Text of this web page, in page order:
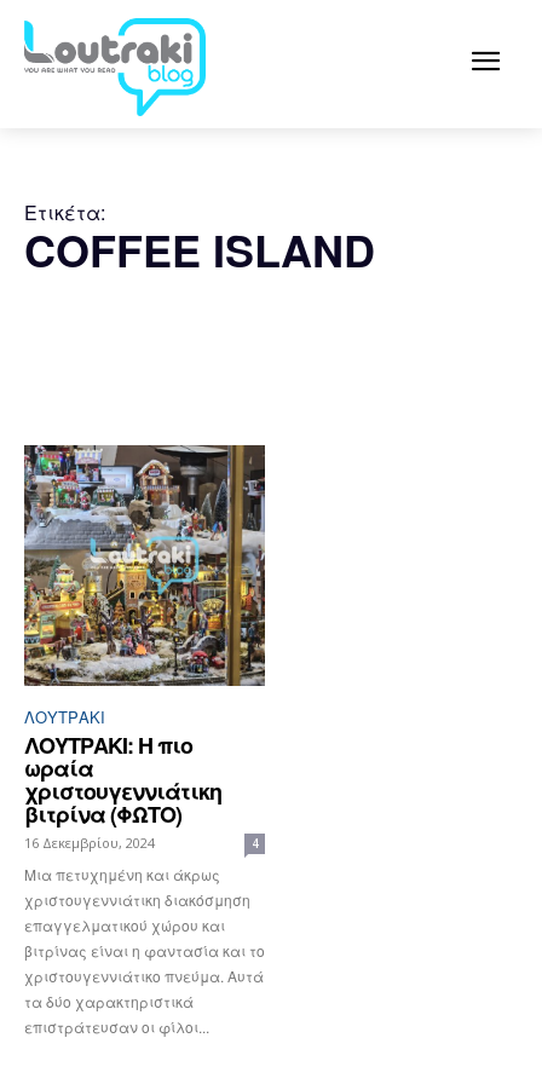
Ετικέτα:
COFFEE ISLAND
ΛΟΥΤΡΆΚΙ
ΛΟΥΤΡΑΚΙ: Η πιο
ωραία
χριστουγεννιάτικη
βιτρίνα (ΦΩΤΟ)
16 Δεκεμβρίου, 2024 4
Μια πετυχημένη και άκρως
χριστουγεννιάτικη διακόσμηση
επαγγελματικού χώρου και
βιτρίνας είναι η φαντασία και το
χριστουγεννιάτικο πνεύμα. Αυτά
τα δύο χαρακτηριστικά
επιστράτευσαν οι φίλοι...